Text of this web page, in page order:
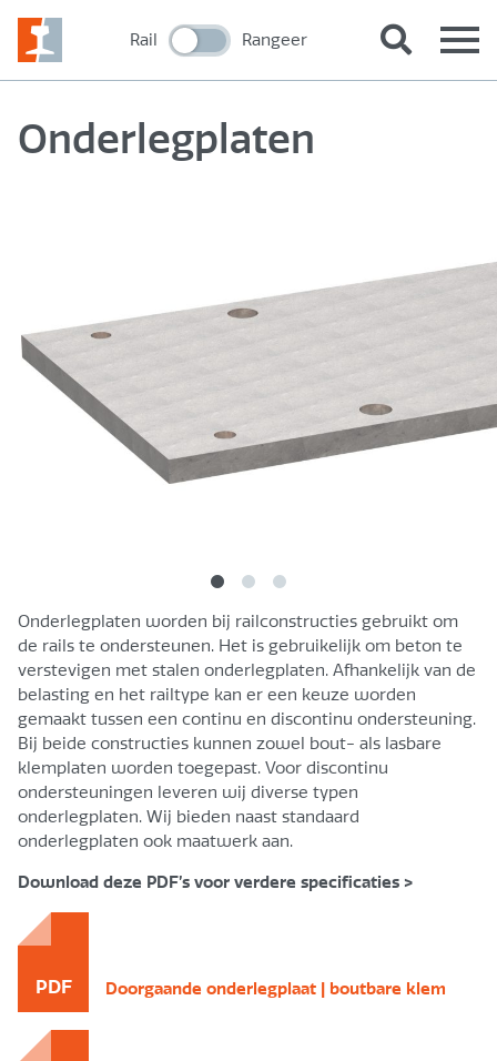
Rail Rangeer
Onderlegplaten
Onderlegplaten worden bij railconstructies gebruikt om
de rails te ondersteunen. Het is gebruikelijk om beton te
verstevigen met stalen onderlegplaten. Afhankelijk van de
belasting en het railtype kan er een keuze worden
gemaakt tussen een continu en discontinu ondersteuning.
Bij beide constructies kunnen zowel bout- als lasbare
klemplaten worden toegepast. Voor discontinu
ondersteuningen leveren wij diverse typen
onderlegplaten. Wij bieden naast standaard
onderlegplaten ook maatwerk aan.
Download deze PDF’s voor verdere specificaties >
PDF Doorgaande onderlegplaat | boutbare klem